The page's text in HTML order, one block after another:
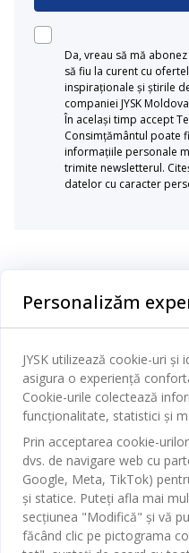
Da, vreau să mă abonez
să fiu la curent cu
inspiraționale și știrile
companiei JYSK
În același timp accept
Consimțământul poate
informațiile personale
trimite newsletterul.
datelor cu caracter
Baie
Birou
Sufragerie
Bucătărie
Depozitare
Perdele
Contact Relații Clienți
Magazine și program
Broșură
Termeni si conditii vânzări
Garantia prețului
Garanția Produselor
JYSK
Despre JYSK
JYSK.com
Presă
Locuri de muncă
SEDIU CENTRAL
TAROL-DD S.R.L. str.
Moldova
JYSK BUSINESS TO BUSINESS
JYSK RELAȚII CLIENȚI
Contact Relații Clienți
Telefon: 022 022 030
Urmărește Jysk
Personalizăm
JYSK utilizează cookie-uri
asigura o experiență
Cookie-urile colectează
funcționalitate, statistici și
Prin acceptarea cookie-
dvs. de navigare web cu
Google, Meta, TikTok)
și statice. Puteți afla mai
secțiunea "Modifică" și vă
făcând clic pe pictograma